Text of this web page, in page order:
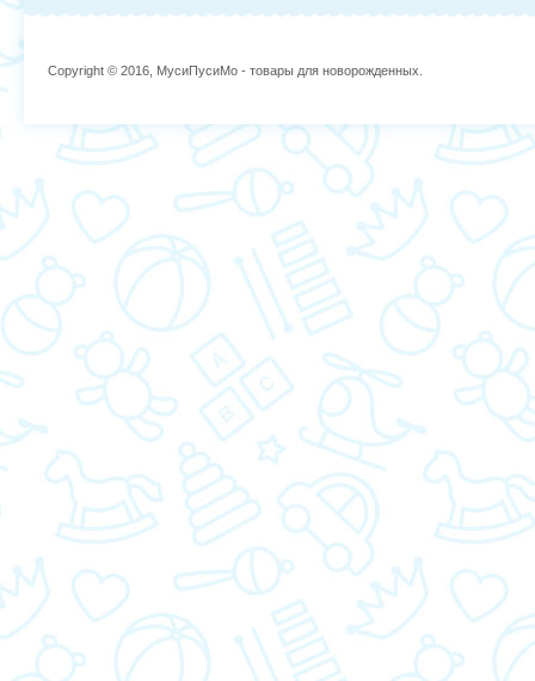
Copyright © 2016, МусиПусиМо - товары для новорожденных.